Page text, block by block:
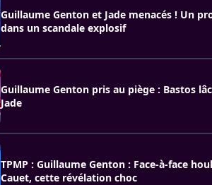
Guillaume Genton et Jade menacés ! Un
dans un scandale explosif
Guillaume Genton pris au piège : Bastos
Jade
TPMP : Guillaume Genton : Face-à-face
Cauet, cette révélation choc